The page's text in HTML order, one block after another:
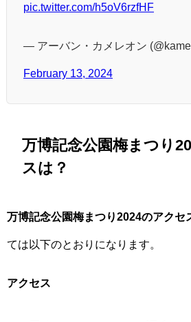
pic.twitter.com/h5oV6rzfHF
— アーバン・カメレオン
February 13, 2024
万博記念公園梅まつり
スは？
万博記念公園梅まつり2024のアクセ
ては以下のとおりになります。
アクセス